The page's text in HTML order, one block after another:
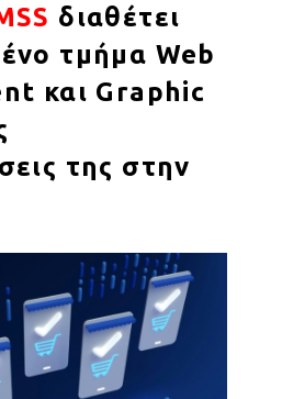
διαθέτει
τμήμα Web
και Graphic
της στην